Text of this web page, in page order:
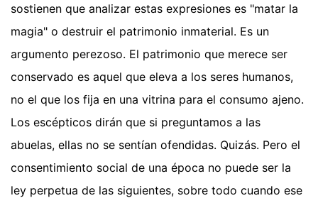
sostienen que analizar estas expresiones es "matar la
magia" o destruir el patrimonio inmaterial. Es un
argumento perezoso. El patrimonio que merece ser
conservado es aquel que eleva a los seres humanos,
no el que los fija en una vitrina para el consumo ajeno.
Los escépticos dirán que si preguntamos a las
abuelas, ellas no se sentían ofendidas. Quizás. Pero el
consentimiento social de una época no puede ser la
ley perpetua de las siguientes, sobre todo cuando ese